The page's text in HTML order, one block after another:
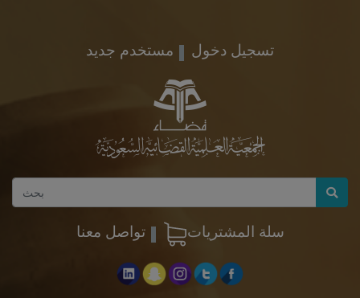
مستخدم جديد تسجيل دخول
تواصل معنا سلة المشتريات